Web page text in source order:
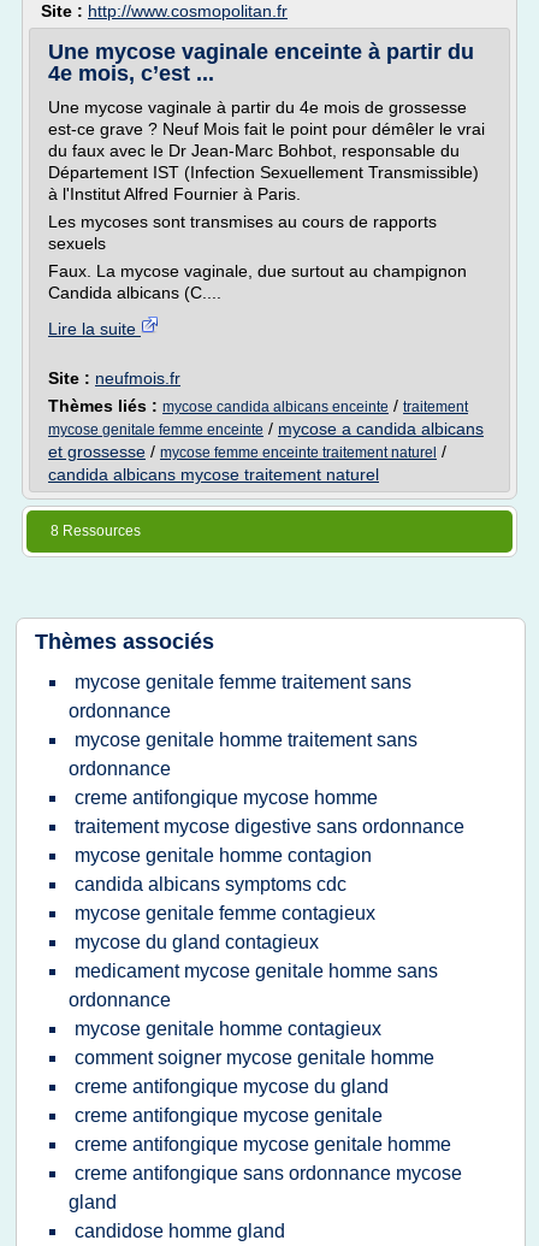
Site : http://www.cosmopolitan.fr
Une mycose vaginale enceinte à partir du
4e mois, c’est ...
Une mycose vaginale à partir du 4e mois de grossesse
est-ce grave ? Neuf Mois fait le point pour démêler le vrai
du faux avec le Dr Jean-Marc Bohbot, responsable du
Département IST (Infection Sexuellement Transmissible)
à l'Institut Alfred Fournier à Paris.
Les mycoses sont transmises au cours de rapports
sexuels
Faux. La mycose vaginale, due surtout au champignon
Candida albicans (C....
Lire la suite
Site : neufmois.fr
Thèmes liés : mycose candida albicans enceinte / traitement
mycose genitale femme enceinte / mycose a candida albicans
et grossesse / mycose femme enceinte traitement naturel /
candida albicans mycose traitement naturel
8 Ressources
Thèmes associés
mycose genitale femme traitement sans
ordonnance
mycose genitale homme traitement sans
ordonnance
creme antifongique mycose homme
traitement mycose digestive sans ordonnance
mycose genitale homme contagion
candida albicans symptoms cdc
mycose genitale femme contagieux
mycose du gland contagieux
medicament mycose genitale homme sans
ordonnance
mycose genitale homme contagieux
comment soigner mycose genitale homme
creme antifongique mycose du gland
creme antifongique mycose genitale
creme antifongique mycose genitale homme
creme antifongique sans ordonnance mycose
gland
candidose homme gland